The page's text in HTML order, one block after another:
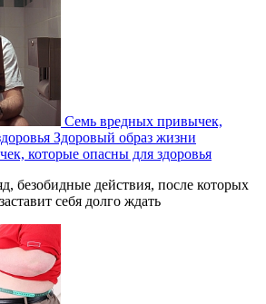
Семь вредных привычек,
Здоровый образ жизни
которые опасны для здоровья
безобидные действия, после которых
себя долго ждать